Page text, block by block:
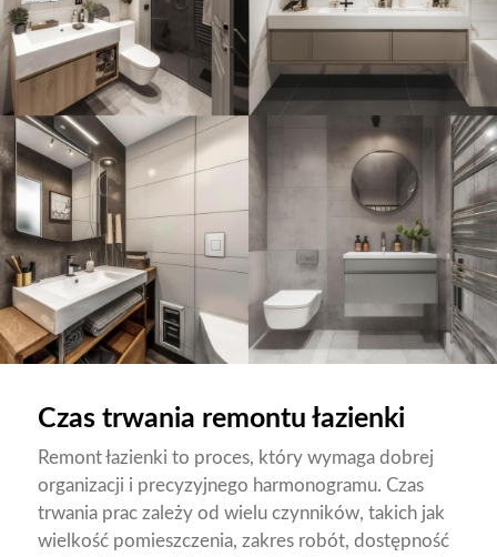
Czas trwania remontu łazienki
Remont łazienki to proces, który wymaga dobrej
organizacji i precyzyjnego harmonogramu. Czas
trwania prac zależy od wielu czynników, takich jak
wielkość pomieszczenia, zakres robót, dostępność